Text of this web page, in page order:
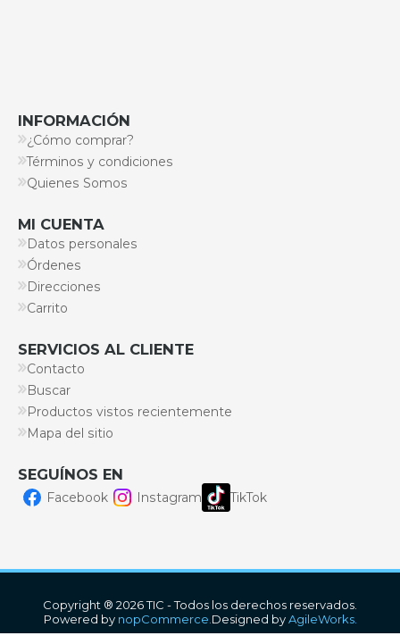
INFORMACIÓN
¿Cómo comprar?
Términos y condiciones
Quienes Somos
MI CUENTA
Datos personales
Órdenes
Direcciones
Carrito
SERVICIOS AL CLIENTE
Contacto
Buscar
Productos vistos recientemente
Mapa del sitio
SEGUÍNOS EN
Facebook Instagram TikTok
Copyright ® 2026 TIC - Todos los derechos reservados.
Powered by nopCommerce. Designed byAgileWorks.